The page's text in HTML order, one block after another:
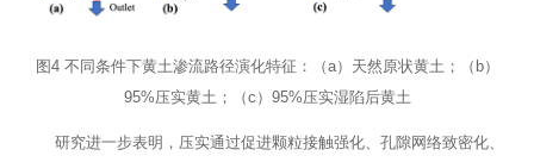
图4 不同条件下黄土渗流路径演化特征：（a）天然原状黄土；（b）
95%压实黄土；（c）95%压实湿陷后黄土
研究进一步表明，压实通过促进颗粒接触强化、孔隙网络致密化、